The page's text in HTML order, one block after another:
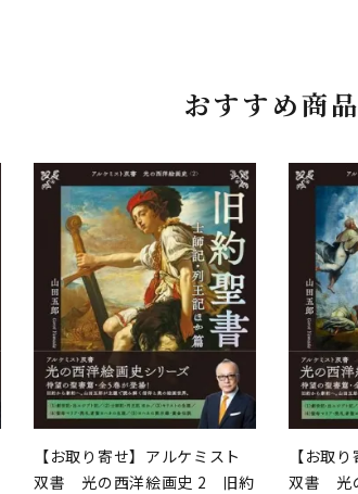
おすすめ商
【お取り寄せ】アルケミスト
双書 光の西洋絵画史 2 旧約
【お取
双書 光